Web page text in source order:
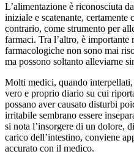
L’alimentazione è riconosciuta
iniziale e scatenante, certamente
contrario, come strumento per
farmaci. Tra l’altro, è importante
farmacologiche non sono mai
ma possono soltanto alleviarne
Molti medici, quando
vero e proprio diario su cui
possano aver causato disturbi
irritabile sembrano essere
si nota l’insorgere di un dolore,
carico dell’intestino, conviene
accurato con il medico.